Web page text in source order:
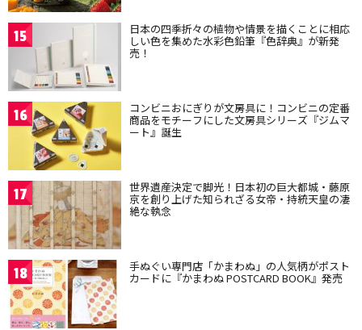
15 日本の四季折々の植物や情景を描くことに相応
しい色を集めた水彩色鉛筆『色辞典』が新発
売！
16 コンビニおにぎりが文房具に！コンビニの定番
商品をモチーフにした文房具シリーズ『ジムマ
ート』誕生
17 世界遺産決定で脚光！日本初の巨大都城・藤原
京を創り上げた知られざる女帝・持統天皇の凄
絶な執念
18 手ぬぐい専門店「かまわぬ」の人気柄がポスト
カードに『かまわぬ POSTCARD BOOK』発売